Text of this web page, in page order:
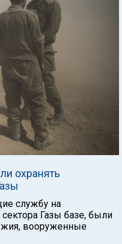
охранять
службу на
Газы базе, были
вооруженные